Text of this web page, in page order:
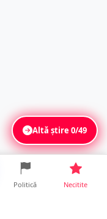
Altă știre0/49
Politică Necitite